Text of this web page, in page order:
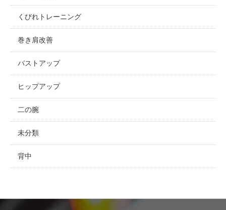
くびれトレーニング
巻き肩改善
バストアップ
ヒップアップ
二の腕
未分類
背中